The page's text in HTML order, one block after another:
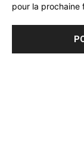
pour la prochaine